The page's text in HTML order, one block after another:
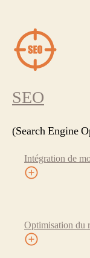
SEO
(Search Engine
Intégration de
Optimisation du